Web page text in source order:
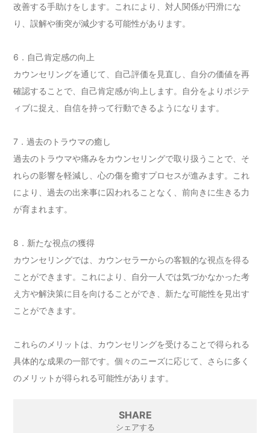
改善する手助けをします。これにより、対人関係が円滑にな
り、誤解や衝突が減少する可能性があります。
6．自己肯定感の向上
カウンセリングを通じて、自己評価を見直し、自分の価値を再
確認することで、自己肯定感が向上します。自分をよりポジテ
ィブに捉え、自信を持って行動できるようになります。
7．過去のトラウマの癒し
過去のトラウマや痛みをカウンセリングで取り扱うことで、そ
れらの影響を軽減し、心の傷を癒すプロセスが進みます。これ
により、過去の出来事に囚われることなく、前向きに生きる力
が育まれます。
8．新たな視点の獲得
カウンセリングでは、カウンセラーからの客観的な視点を得る
ことができます。これにより、自分一人では気づかなかった考
え方や解決策に目を向けることができ、新たな可能性を見出す
ことができます。
これらのメリットは、カウンセリングを受けることで得られる
具体的な成果の一部です。個々のニーズに応じて、さらに多く
のメリットが得られる可能性があります。
SHARE
シェアする